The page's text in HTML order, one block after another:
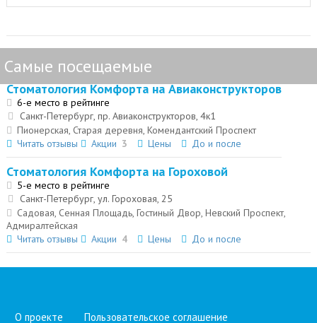
Самые посещаемые
Стоматология Комфорта на Авиаконструкторов
6-е место в рейтинге
Санкт-Петербург, пр. Авиаконструкторов, 4к1
Пионерская, Старая деревня, Комендантский Проспект
Читать отзывы
Акции 3 Цены До и после
Стоматология Комфорта на Гороховой
5-е место в рейтинге
Санкт-Петербург, ул. Гороховая, 25
Садовая, Сенная Площадь, Гостиный Двор, Невский Проспект,
Адмиралтейская
Читать отзывы
Акции 4 Цены До и после
О проекте Пользовательское соглашение